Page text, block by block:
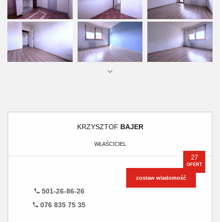
27
OFERT
KRZYSZTOF BAJER
WŁAŚCICIEL
501-26-86-26
076 835 75 35
zostaw wiadomość